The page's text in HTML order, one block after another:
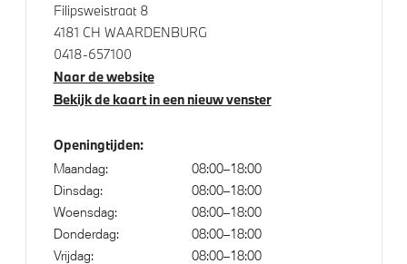
High-beam assistant
Comfort Access
Massagefunctie voor beide voorstoelen
Bekerhouders met temperatuur functie
Parking assistant plus
Soft-Close-Automatic voor portieren
Alarmsysteem klasse 3 (VbV/SCM)
Verwarmde stoelen voor en achter
Filipsweistraat 8
4181 CH WAARDENBURG
0418-657100
Naar de website
Bekijk de kaart in een nieuw venster
Openingtijden:
Maandag:
08:00–18:00
Dinsdag:
08:00–18:00
Woensdag:
08:00–18:00
Donderdag:
08:00–18:00
Vrijdag:
08:00–18:00